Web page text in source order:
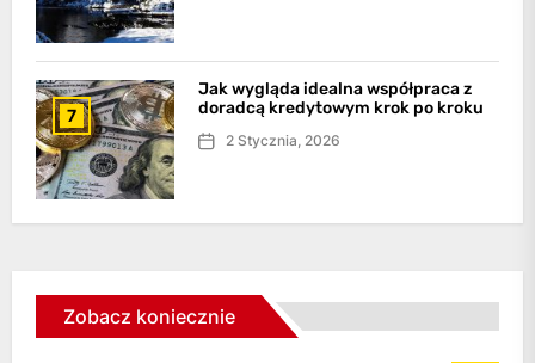
7
Jak wygląda idealna współpraca z
doradcą kredytowym krok po kroku
2 Stycznia, 2026
Zobacz koniecznie